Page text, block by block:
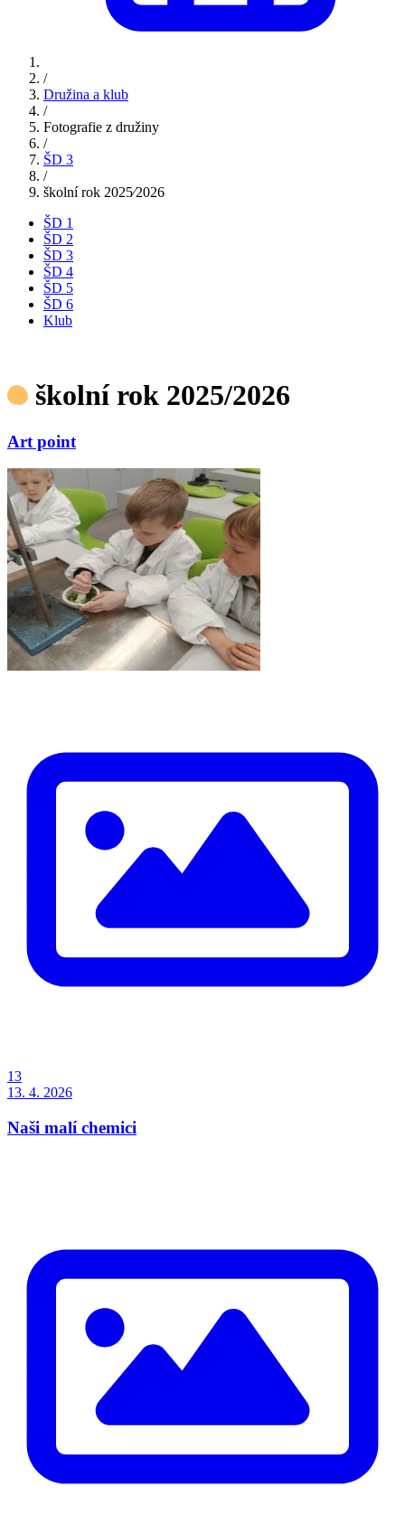
/
Družina a klub
/
Fotografie z družiny
/
ŠD 3
/
školní rok 2025⁄2026
ŠD 1
ŠD 2
ŠD 3
ŠD 4
ŠD 5
ŠD 6
Klub
školní rok 2025/2026
Art point
13
13. 4. 2026
Naši malí chemici